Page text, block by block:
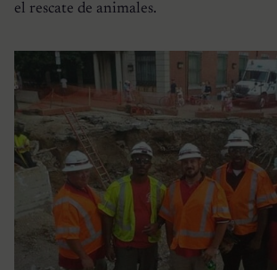
el rescate de animales.